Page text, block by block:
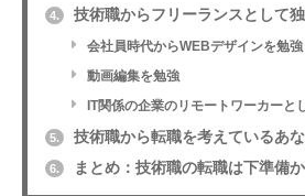
4. 技術職からフリーランスとして
会社員時代からWEBデザインを勉強
動画編集を勉強
IT関係の企業のリモートワーカーと
5. 技術職から転職を考えているあ
6. まとめ：技術職の転職は下準備か